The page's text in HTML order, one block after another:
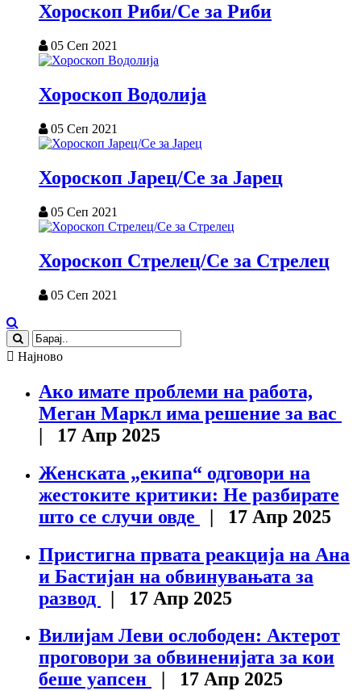
Хороскоп Риби/Се за Риби
05 Сеп 2021
Хороскоп Водолија
05 Сеп 2021
Хороскоп Јарец/Се за Јарец
05 Сеп 2021
Хороскоп Стрелец/Се за Стрелец
05 Сеп 2021
Најново
Ако имате проблеми на работа,
Меган Маркл има решение за вас
| 17 Апр 2025
Женската „екипа“ одговори на
жестоките критики: Не разбирате
што се случи овде
| 17 Апр 2025
Пристигна првата реакција на Ана
и Бастијан на обвинувањата за
развод
| 17 Апр 2025
Вилијам Леви ослободен: Актерот
проговори за обвиненијата за кои
беше уапсен
| 17 Апр 2025